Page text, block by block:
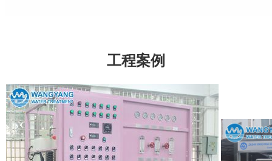
工程案例